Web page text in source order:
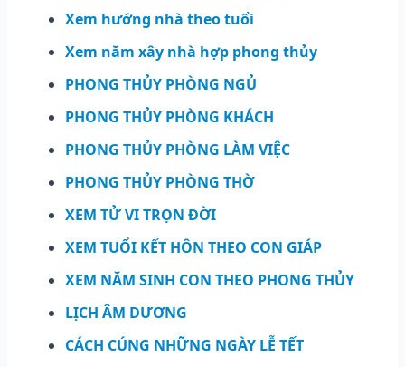
Xem hướng nhà theo tuổi
Xem năm xây nhà hợp phong thủy
PHONG THỦY PHÒNG NGỦ
PHONG THỦY PHÒNG KHÁCH
PHONG THỦY PHÒNG LÀM VIỆC
PHONG THỦY PHÒNG THỜ
XEM TỬ VI TRỌN ĐỜI
XEM TUỔI KẾT HÔN THEO CON GIÁP
XEM NĂM SINH CON THEO PHONG THỦY
LỊCH ÂM DƯƠNG
CÁCH CÚNG NHỮNG NGÀY LỄ TẾT